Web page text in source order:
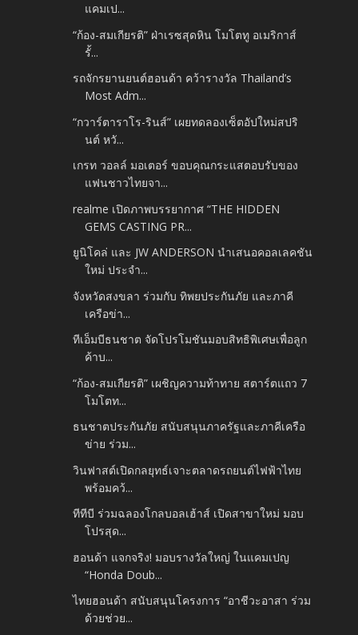
แคมเป...
“ก้อง-สมเกียรติ” ฝ่าเรซสุดหิน โมโตทู อเมริกาส์
รั้...
รถจักรยานยนต์ฮอนด้า คว้ารางวัล Thailand’s
Most Adm...
“กวาร์ตาราโร-รินส์” เผยทดลองเซ็ตอัปใหม่สปริ
นต์ หวั...
เกรท วอลล์ มอเตอร์ ขอบคุณกระแสตอบรับของ
แฟนชาวไทยจา...
realme เปิดภาพบรรยากาศ “THE HIDDEN
GEMS CASTING PR...
ยูนิโคล่ และ JW ANDERSON นำเสนอคอลเลคชัน
ใหม่ ประจำ...
จังหวัดสงขลา ร่วมกับ ทิพยประกันภัย และภาคี
เครือข่า...
ทีเอ็มบีธนชาต จัดโปรโมชันมอบสิทธิพิเศษเพื่อลูก
ค้าบ...
“ก้อง-สมเกียรติ” เผชิญความท้าทาย สตาร์ตแถว 7
โมโตท...
ธนชาตประกันภัย สนับสนุนภาครัฐและภาคีเครือ
ข่าย ร่วม...
วินฟาสต์เปิดกลยุทธ์เจาะตลาดรถยนต์ไฟฟ้าไทย
พร้อมคว้...
ทีทีบี ร่วมฉลองโกลบอลเฮ้าส์ เปิดสาขาใหม่ มอบ
โปรสุด...
ฮอนด้า แจกจริง! มอบรางวัลใหญ่ ในแคมเปญ
“Honda Doub...
ไทยฮอนด้า สนับสนุนโครงการ “อาชีวะอาสา ร่วม
ด้วยช่วย...